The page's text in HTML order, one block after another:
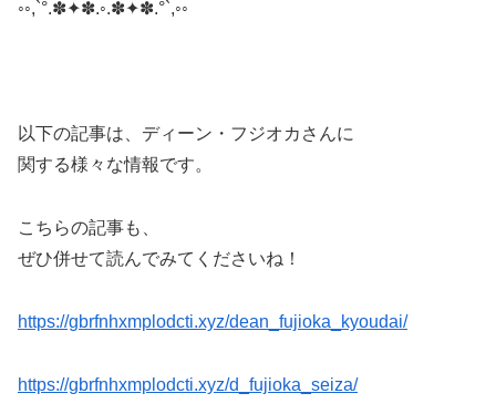
◦◦,`°.✽✦✽.◦.✽✦✽.°`,◦◦
以下の記事は、ディーン・フジオカさんに
関する様々な情報です。
こちらの記事も、
ぜひ併せて読んでみてくださいね！
https://gbrfnhxmplodcti.xyz/dean_fujioka_kyoudai/
https://gbrfnhxmplodcti.xyz/d_fujioka_seiza/